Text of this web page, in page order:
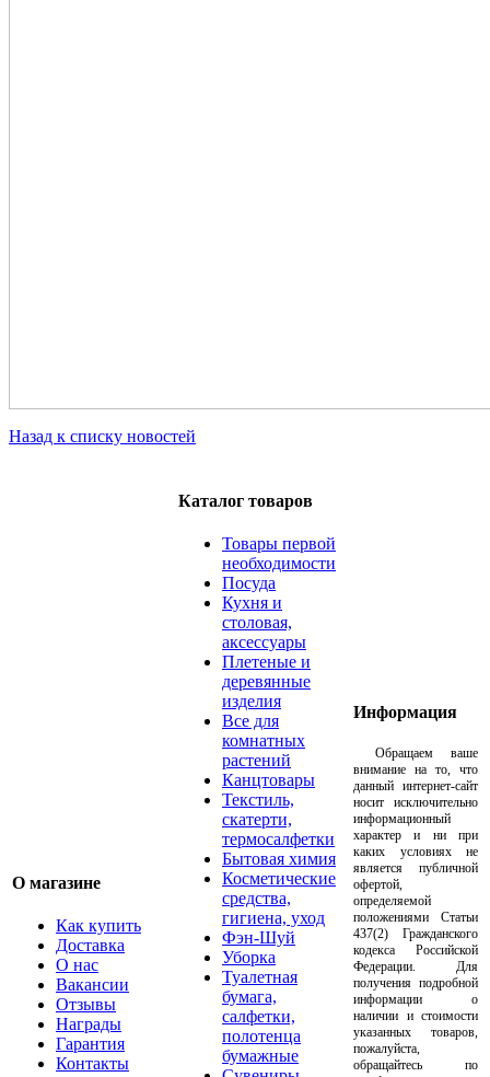
Назад к списку новостей
О магазине
Как купить
Доставка
О нас
Вакансии
Отзывы
Награды
Гарантия
Контакты
Каталог товаров
Товары первой
необходимости
Посуда
Кухня и
столовая,
аксессуары
Плетеные и
деревянные
изделия
Все для
комнатных
растений
Канцтовары
Текстиль,
скатерти,
термосалфетки
Бытовая химия
Косметические
средства,
гигиена, уход
Фэн-Шуй
Уборка
Туалетная
бумага,
салфетки,
полотенца
бумажные
Информация
Обращаем ваше
внимание на то, что
данный интернет-сайт
носит исключительно
информационный
характер и ни при
каких условиях не
является публичной
офертой,
определяемой
положениями Статьи
437(2) Гражданского
кодекса Российской
Федерации. Для
получения подробной
информации о
наличии и стоимости
указанных товаров,
пожалуйста,
обращайтесь по